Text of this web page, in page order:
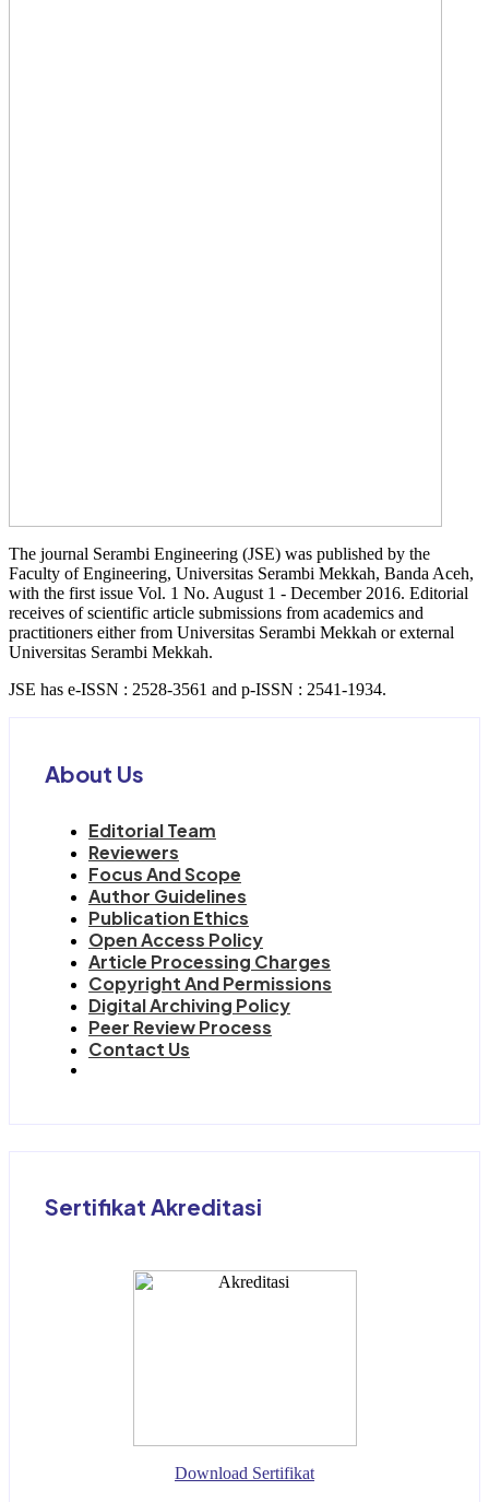
The journal Serambi Engineering (JSE) was published by the
Faculty of Engineering, Universitas Serambi Mekkah, Banda Aceh,
with the first issue Vol. 1 No. August 1 - December 2016. Editorial
receives of scientific article submissions from academics and
practitioners either from Universitas Serambi Mekkah or external
Universitas Serambi Mekkah.
JSE has e-ISSN : 2528-3561 and p-ISSN : 2541-1934.
About Us
Editorial Team
Reviewers
Focus And Scope
Author Guidelines
Publication Ethics
Open Access Policy
Article Processing Charges
Copyright And Permissions
Digital Archiving Policy
Peer Review Process
Contact Us
Sertifikat Akreditasi
Download Sertifikat